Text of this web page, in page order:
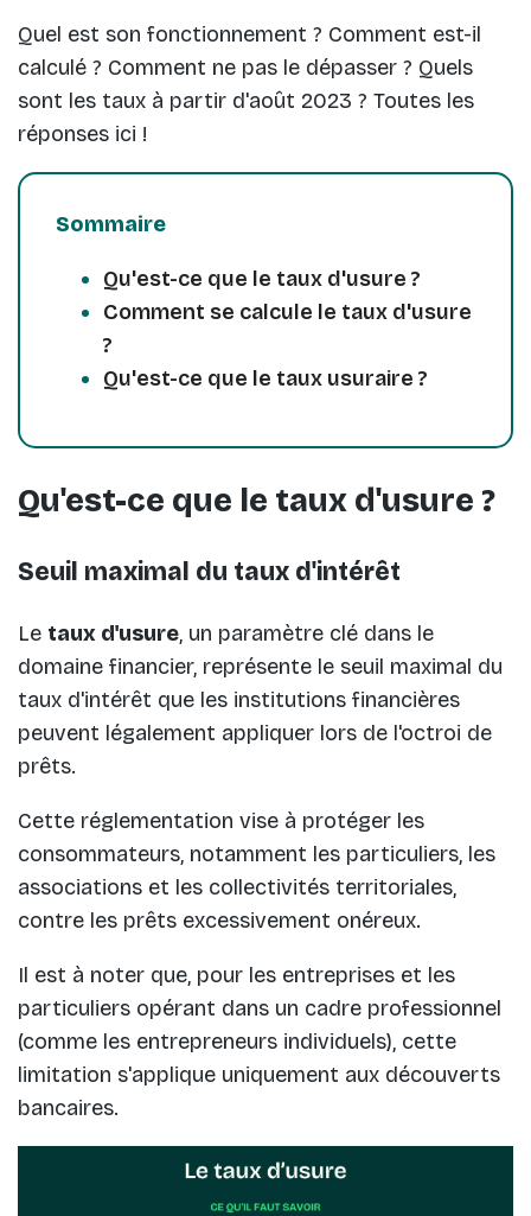
Quel est son fonctionnement ? Comment est-il
calculé ? Comment ne pas le dépasser ? Quels
sont les taux à partir d'août 2023 ? Toutes les
réponses ici !
Sommaire
Qu'est-ce que le taux d'usure ?
Comment se calcule le taux d'usure
?
Qu'est-ce que le taux usuraire ?
Qu'est-ce que le taux d'usure ?
Seuil maximal du taux d'intérêt
Le taux d'usure, un paramètre clé dans le
domaine financier, représente le seuil maximal du
taux d'intérêt que les institutions financières
peuvent légalement appliquer lors de l'octroi de
prêts.
Cette réglementation vise à protéger les
consommateurs, notamment les particuliers, les
associations et les collectivités territoriales,
contre les prêts excessivement onéreux.
Il est à noter que, pour les entreprises et les
particuliers opérant dans un cadre professionnel
(comme les entrepreneurs individuels), cette
limitation s'applique uniquement aux découverts
bancaires.